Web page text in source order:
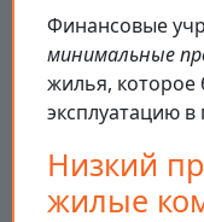
Финансовые
минимальные
жилья, которое
эксплуатацию в
Низкий
жилые